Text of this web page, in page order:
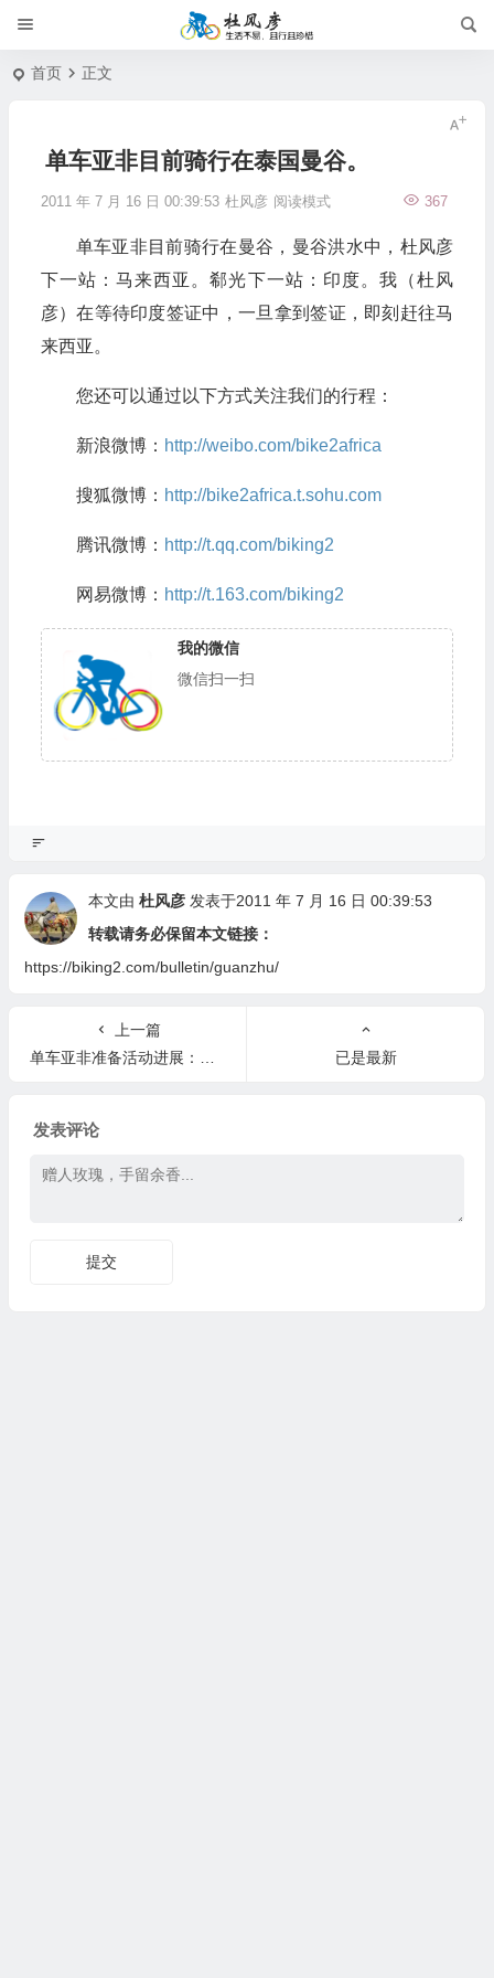
首页 正文
单车亚非目前骑行在泰国曼谷。
2011 年 7 月 16 日 00:39:53 杜风彦 367
阅读模式
单车亚非目前骑行在曼谷，曼谷洪水中，杜风彦
下一站：马来西亚。郗光下一站：印度。我（杜风
彦）在等待印度签证中，一旦拿到签证，即刻赶往马
来西亚。
您还可以通过以下方式关注我们的行程：
新浪微博： http://weibo.com/bike2africa
搜狐微博： http://bike2africa.t.sohu.com
腾讯微博： http://t.qq.com/biking2
网易微博： http://t.163.com/biking2
我的微信
微信扫一扫
本文由 杜风彦 发表于2011 年 7 月 16 日 00:39:53
转载请务必保留本文链接：
https://biking2.com/bulletin/guanzhu/
上一篇
单车亚非准备活动进展：护照已经办完，体检完毕，第一站越南签证完毕，接受各种赞助及建议。
已是最新
发表评论